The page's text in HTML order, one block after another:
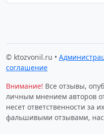
© ktozvonil.ru •
соглашение
Внимание! Все отзывы,
личным мнением авторов
несет ответственности за
фальшивыми отзывами,